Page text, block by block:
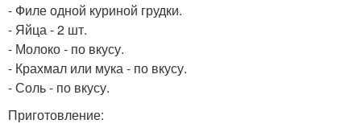
- Филе одной куриной грудки.
- Яйца - 2 шт.
- Молоко - по вкусу.
- Крахмал или мука - по вкусу.
- Соль - по вкусу.
Приготовление: